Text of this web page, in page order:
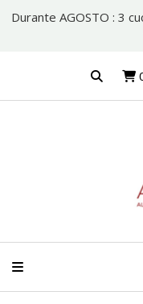
Durante AGOSTO : 3